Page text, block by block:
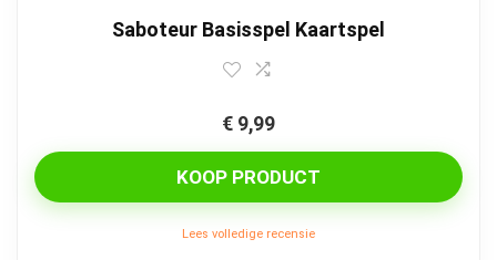
Saboteur Basisspel Kaartspel
€ 9,99
KOOP PRODUCT
Lees volledige recensie